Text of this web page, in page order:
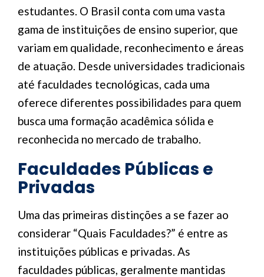
estudantes. O Brasil conta com uma vasta
gama de instituições de ensino superior, que
variam em qualidade, reconhecimento e áreas
de atuação. Desde universidades tradicionais
até faculdades tecnológicas, cada uma
oferece diferentes possibilidades para quem
busca uma formação acadêmica sólida e
reconhecida no mercado de trabalho.
Faculdades Públicas e
Privadas
Uma das primeiras distinções a se fazer ao
considerar “Quais Faculdades?” é entre as
instituições públicas e privadas. As
faculdades públicas, geralmente mantidas